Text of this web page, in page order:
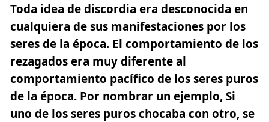
Toda idea de discordia era desconocida en
cualquiera de sus manifestaciones por los
seres de la época. El comportamiento de los
rezagados era muy diferente al
comportamiento pacífico de los seres puros
de la época. Por nombrar un ejemplo, Si
uno de los seres puros chocaba con otro, se